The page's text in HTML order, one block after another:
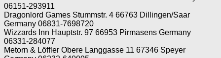
06151-293911
Dragonlord Games Stummstr. 4 66763 Dillingen/Saar
Germany 06831-7698720
Wizzards Inn Hauptstr. 97 66953 Pirmasens Germany
06331-284077
Metorn & Löffler Obere Langgasse 11 67346 Speyer